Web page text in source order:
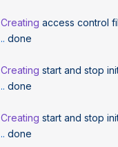
Creating access control
.. done
Creating start and stop
.. done
Creating start and stop
.. done